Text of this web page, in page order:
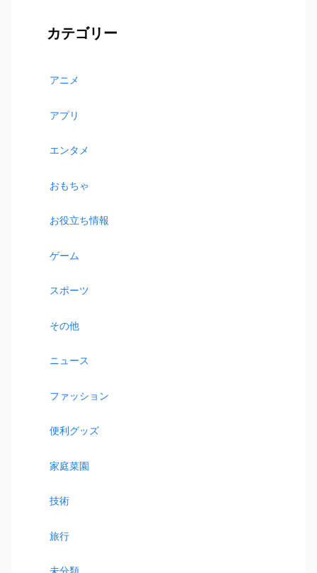
カテゴリー
アニメ
アプリ
エンタメ
おもちゃ
お役立ち情報
ゲーム
スポーツ
その他
ニュース
ファッション
便利グッズ
家庭菜園
技術
旅行